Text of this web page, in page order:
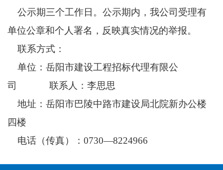
公示期三个工作日。公示期内，我公司受理有
单位公章和个人署名，反映真实情况的举报。
联系方式：
单位：岳阳市建设工程招标代理有限公
司 联系人：李思思
地址：岳阳市巴陵中路市建设局北院新办公楼
四楼
电话（传真）：0730—8224966